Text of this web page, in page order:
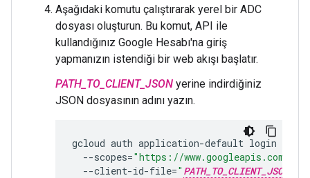
Aşağıdaki komutu çalıştırarak yerel bir ADC
dosyası oluşturun. Bu komut, API ile
kullandığınız Google Hesabı'na giriş
yapmanızın istendiği bir web akışı başlatır.
PATH_TO_CLIENT_JSON yerine indirdiğiniz
JSON dosyasının adını yazın.
gcloud auth application-default login
--scopes="https://www.googleapis.com/
--client-id-file=" PATH_TO_CLIENT_JSON